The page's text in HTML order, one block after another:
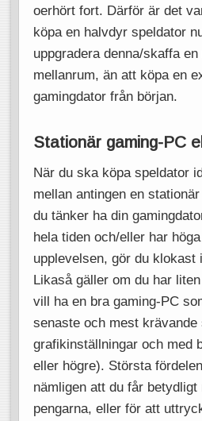
oerhört fort. Därför är det
köpa en halvdyr speldator
uppgradera denna/skaffa
mellanrum, än att köpa en
gamingdator från början.
Stationär gaming-PC
När du ska köpa speldator
mellan antingen en
du tänker ha din
hela tiden och/eller har
upplevelsen, gör du klokast
Likaså gäller om du har
vill ha en bra gaming-PC
senaste och mest krävande
grafikinställningar och med
eller högre). Största
nämligen att du får
pengarna, eller för att